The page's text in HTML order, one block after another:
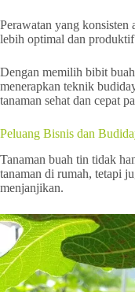
Perawatan yang konsisten
lebih optimal dan
Dengan memilih bibit
menerapkan teknik
tanaman sehat dan cepat
Peluang Bisnis dan
Tanaman buah tin tidak
tanaman di rumah, tetapi
menjanjikan.